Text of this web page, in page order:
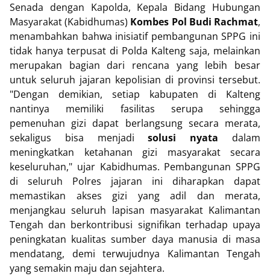
Senada dengan Kapolda, Kepala Bidang Hubungan
Masyarakat (Kabidhumas) Kombes Pol Budi Rachmat,
menambahkan bahwa inisiatif pembangunan SPPG ini
tidak hanya terpusat di Polda Kalteng saja, melainkan
merupakan bagian dari rencana yang lebih besar
untuk seluruh jajaran kepolisian di provinsi tersebut.
"Dengan demikian, setiap kabupaten di Kalteng
nantinya memiliki fasilitas serupa sehingga
pemenuhan gizi dapat berlangsung secara merata,
sekaligus bisa menjadisolusi nyata dalam
meningkatkan ketahanan gizi masyarakat secara
keseluruhan," ujar Kabidhumas. Pembangunan SPPG
di seluruh Polres jajaran ini diharapkan dapat
memastikan akses gizi yang adil dan merata,
menjangkau seluruh lapisan masyarakat Kalimantan
Tengah dan berkontribusi signifikan terhadap upaya
peningkatan kualitas sumber daya manusia di masa
mendatang, demi terwujudnya Kalimantan Tengah
yang semakin maju dan sejahtera.